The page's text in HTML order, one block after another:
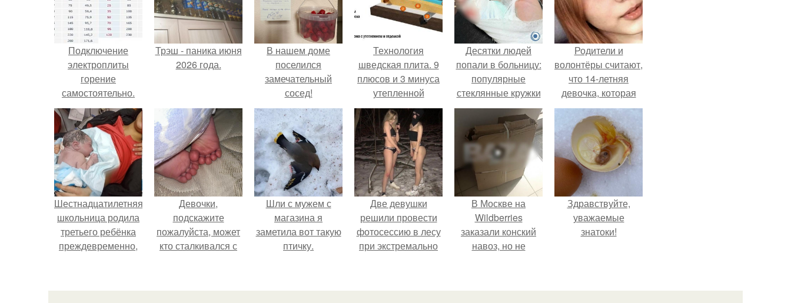
Подключение
электроплиты
горение
самостоятельно.
Самостоятельное
подключение
электрической
плиты
Трэш - паника июня
2026 года.
В нашем доме
поселился
замечательный
сосед!
Технология
шведская плита. 9
плюсов и 3 минуса
утепленной
шведской плиты
Десятки людей
попали в больницу:
популярные
стеклянные кружки
с двойными
стенками
взрываются при
мытье.
Родители и
волонтёры считают,
что 14-летняя
девочка, которая
якобы погибла во
время атаки
Дронов в Туапсе,
на самом деле
жива.
Шестнадцатилетняя
школьница родила
третьего ребёнка
преждевременно,
Девочки,
подскажите
пожалуйста, может
кто сталкивался с
Шли с мужем с
магазина я
заметила вот такую
птичку.
Две девушки
решили провести
фотосессию в лесу
при экстремально
достигавших - 35
В Москве на
Wildberries
заказали конский
навоз, но не
Здравствуйте,
уважаемые
знатоки!